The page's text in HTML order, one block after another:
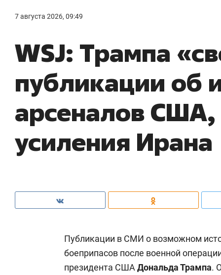
7 августа 2026, 09:49
WSJ: Трампа
публикации об
арсеналов США,
усиления Ирана
Публикации в СМИ о возможном
боеприпасов после военной
президента США Дональда Трампа.